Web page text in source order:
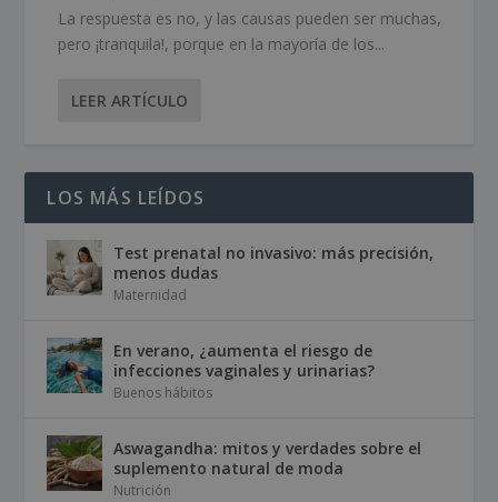
La respuesta es no, y las causas pueden ser muchas,
pero ¡tranquila!, porque en la mayoría de los...
LEER ARTÍCULO
LOS MÁS LEÍDOS
Test prenatal no invasivo: más precisión,
menos dudas
Maternidad
En verano, ¿aumenta el riesgo de
infecciones vaginales y urinarias?
Buenos hábitos
Aswagandha: mitos y verdades sobre el
suplemento natural de moda
Nutrición